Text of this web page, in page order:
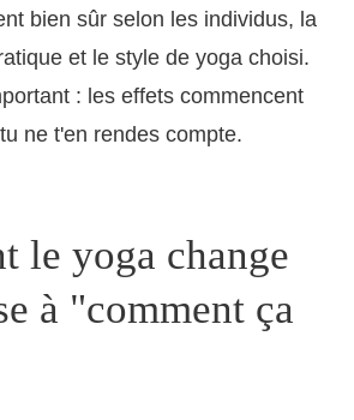
bien sûr selon les individus, la
et le style de yoga choisi.
: les effets commencent
ne t'en rendes compte.
le yoga change
à "comment ça